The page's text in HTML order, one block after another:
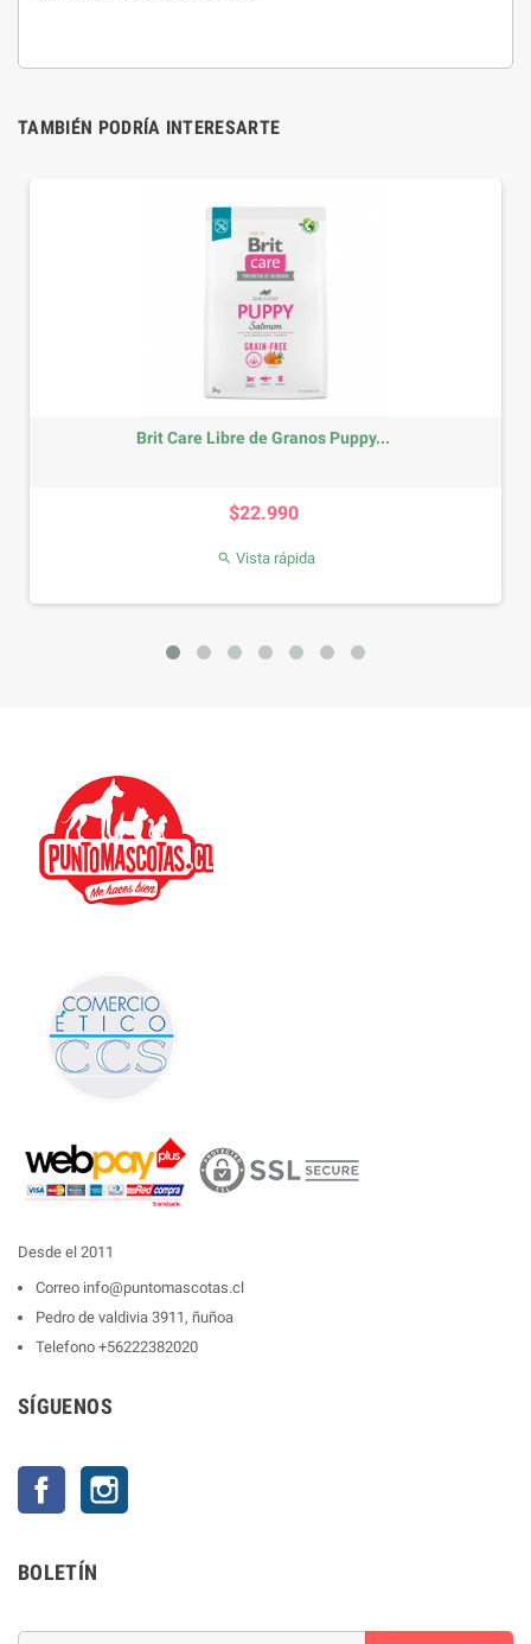
TAMBIÉN PODRÍA INTERESARTE
Brit Care Libre de Granos Puppy...
$22.990
 Vista rápida
Desde el 2011
Correo info@puntomascotas.cl
Pedro de valdivia 3911, ñuñoa
Telefono +56222382020
SÍGUENOS
Facebook
BOLETÍN